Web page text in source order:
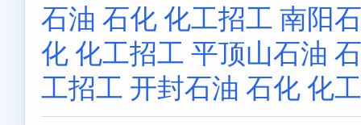
石油 石化 化工招工 南阳
化 化工招工 平顶山石油
工招工 开封石油 石化 化